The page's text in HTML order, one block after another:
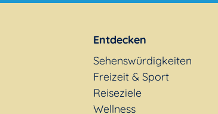
Entdecken
Sehenswürdigkeiten
Freizeit & Sport
Reiseziele
Wellness